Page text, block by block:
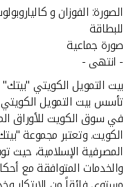
الصورة: الفوزان و
للبطاقة
صورة جماعية
- انتهى -
بيت التمويل الكويتي "بيتك"
تأسس بيت التمويل
الكويت. وتعتبر مجموعة
المصرفية الإسلامية، حيث
والخدمات المتوافقة مع